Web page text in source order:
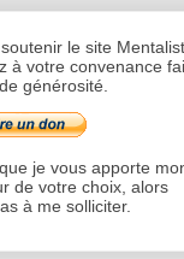
le site Mentalist
à votre convenance
générosité.
je vous apporte
de votre choix, alors
à me solliciter.